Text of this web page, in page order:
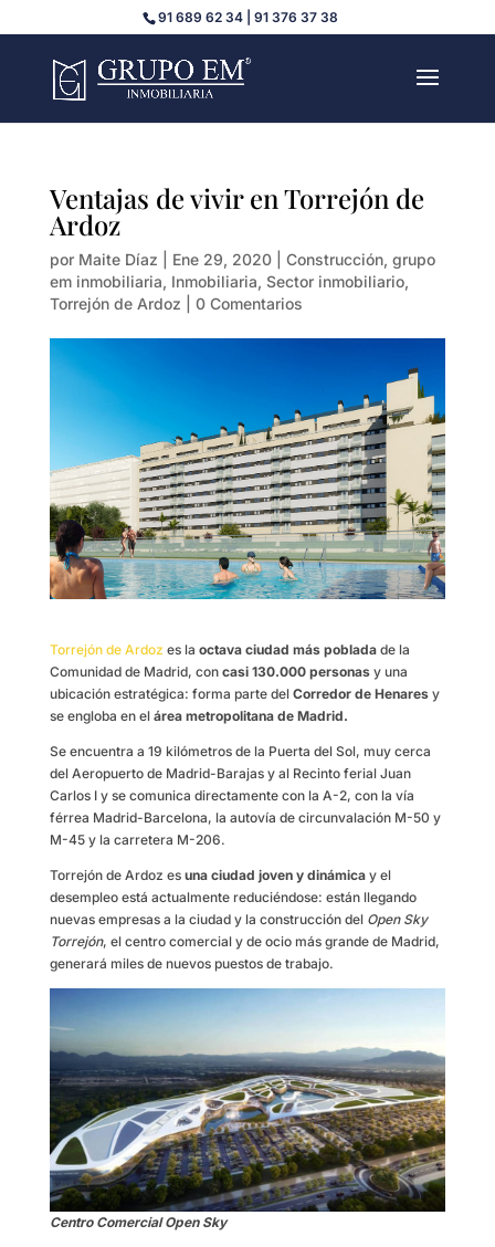
91 689 62 34 | 91 376 37 38
Ventajas de vivir en Torrejón de
Ardoz
por Maite Díaz Ene 29, 2020| Construcción, grupo
em inmobiliaria, Inmobiliaria, Sector inmobiliario,
Torrejón de Ardoz
0 Comentarios
Torrejón de Ardoz es la octava ciudad más pobladade la
Comunidad de Madrid, con casi 130.000 personasy una
ubicación estratégica: forma parte del Corredor de Henaresy
se engloba en el área metropolitana de Madrid.
Se encuentra a 19 kilómetros de la Puerta del Sol, muy cerca
del Aeropuerto de Madrid-Barajas y al Recinto ferial Juan
Carlos I y se comunica directamente con la A-2, con la vía
férrea Madrid-Barcelona, la autovía de circunvalación M-50 y
M-45 y la carretera M-206.
Torrejón de Ardoz es una ciudad joven y dinámicay el
desempleo está actualmente reduciéndose: están llegando
nuevas empresas a la ciudad y la construcción del Open Sky
Torrejón, el centro comercial y de ocio más grande de Madrid,
generará miles de nuevos puestos de trabajo.
Centro Comercial Open Sky